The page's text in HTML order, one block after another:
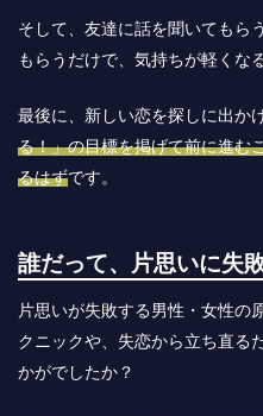
そして、友達に話を聞いてもら
もらうだけで、気持ちが軽くな
最後に、新しい恋を探しに出か
る！」の目標を掲げて前に進む
るはずです。
誰だって、片思いに失
片思いが失敗する男性・女性の
クニックや、失恋から立ち直る
かがでしたか？